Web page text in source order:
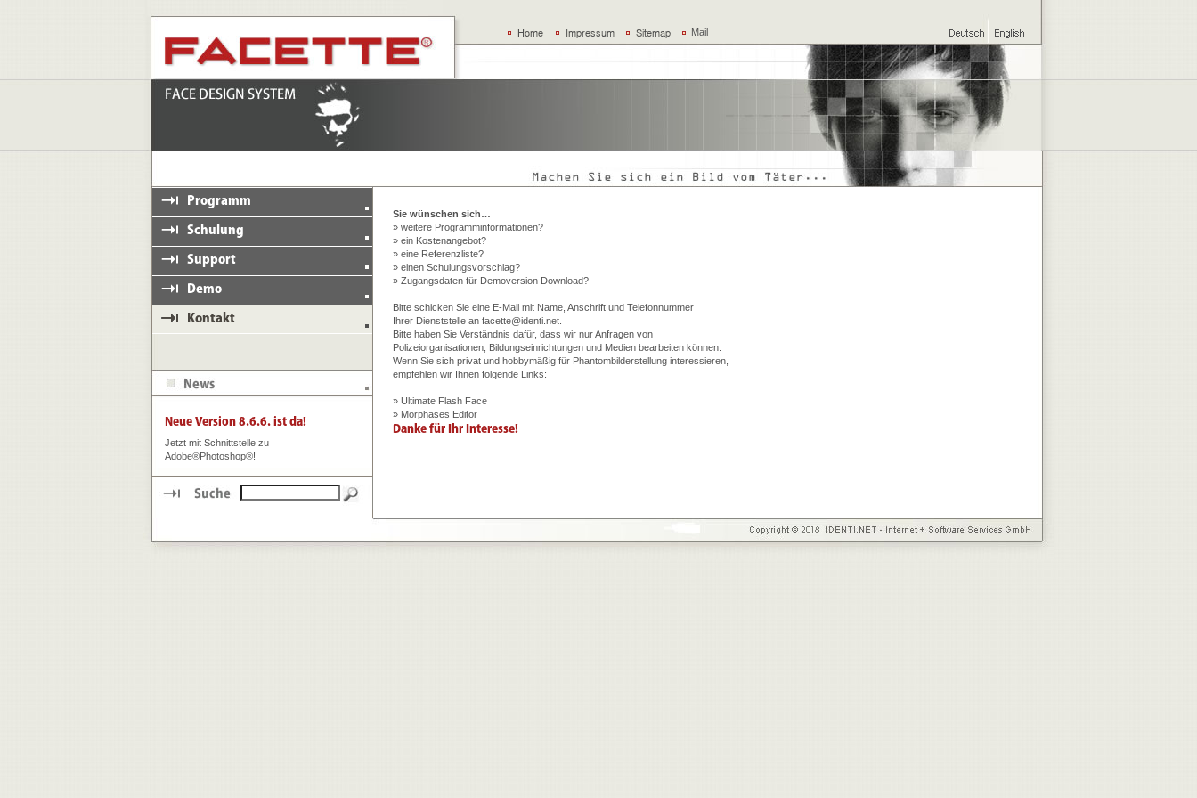
Mail
Jetzt mit Schnittstelle zu
Adobe®Photoshop®!
Sie wünschen sich…
» weitere Programminformationen?
» ein Kostenangebot?
» eine Referenzliste?
» einen Schulungsvorschlag?
» Zugangsdaten für Demoversion Download?
Bitte schicken Sie eine E-Mail mit Name, Anschrift und Telefonnummer
Ihrer Dienststelle an facette@identi.net.
Bitte haben Sie Verständnis dafür, dass wir nur Anfragen von
Polizeiorganisationen, Bildungseinrichtungen und Medien bearbeiten können.
Wenn Sie sich privat und hobbymäßig für Phantombilderstellung interessieren,
empfehlen wir Ihnen folgende Links:
» Ultimate Flash Face
» Morphases Editor